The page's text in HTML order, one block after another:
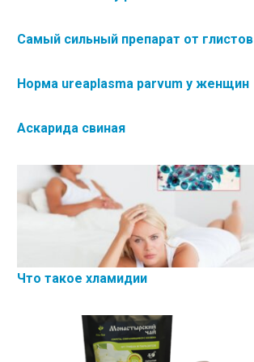
Самый сильный препарат от глистов
Норма ureaplasma parvum у женщин
Аскарида свиная
Что такое хламидии